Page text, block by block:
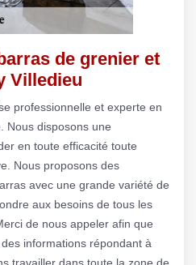
de grenier et
Villedieu
professionnelle et experte en
Nous disposons une
en toute efficacité toute
Nous proposons des
avec une grande variété de
aux besoins de tous les
de nous appeler afin que
informations répondant à
travailler dans toute la zone de